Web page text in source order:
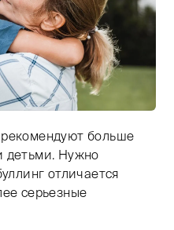
фотография. На
больше
детьми. Нужно
отличается
серьезные